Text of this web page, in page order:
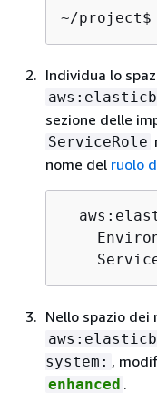
~/project$
Individua lo
sezione delle
ServiceRole
nome del ruolo
Nello spazio dei
system: ,
enhanced .